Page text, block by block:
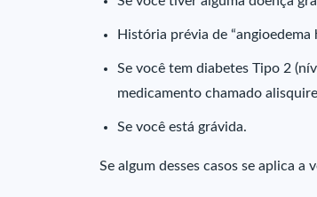
História prévia de
Se você tem diabetes Tipo 2
medicamento chamado
Se você está grávida.
Se algum desses casos se aplica a